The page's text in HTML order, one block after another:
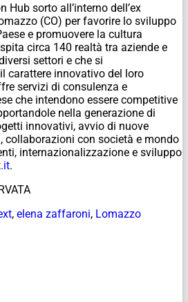
Hub sorto all’interno dell’ex
(CO) per favorire lo sviluppo
e promuovere la cultura
circa 140 realtà tra aziende e
settori e che si
carattere innovativo del loro
servizi di consulenza e
che intendono essere competitive
nella generazione di
innovativi, avvio di nuove
collaborazioni con società e mondo
internazionalizzazione e sviluppo
.
, elena zaffaroni, Lomazzo